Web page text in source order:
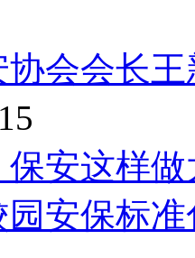
会会长
保安这样
安保标